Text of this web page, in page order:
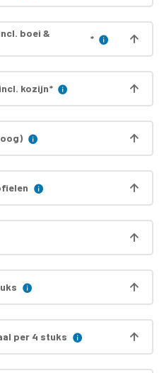
boei &
*
kozijn*
per 4 stuks